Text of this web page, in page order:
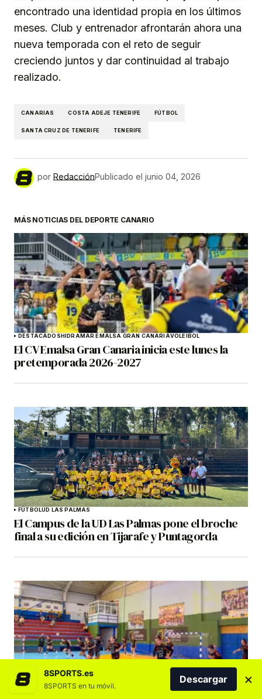
encontrado una identidad propia en los últimos
meses. Club y entrenador afrontarán ahora una
nueva temporada con el reto de seguir
creciendo juntos y dar continuidad al trabajo
realizado.
CANARIAS COSTA ADEJE TENERIFE FÚTBOL
SANTA CRUZ DE TENERIFE TENERIFE
por RedacciónPublicado el junio 04, 2026
MÁS NOTICIAS DEL DEPORTE CANARIO
DESTACADOSHIDRAMAR EMALSA GRAN CANARIAVOLEIBOL
El CV Emalsa Gran Canaria inicia este lunes la
pretemporada 2026-2027
FÚTBOLUD LAS PALMAS
El Campus de la UD Las Palmas pone el broche
final a su edición en Tijarafe y Puntagorda
BALONMANODESTACADOSROCASA GRAN CANARIA
8SPORTS.es
8SPORTS en tu móvil.
Descargar ×